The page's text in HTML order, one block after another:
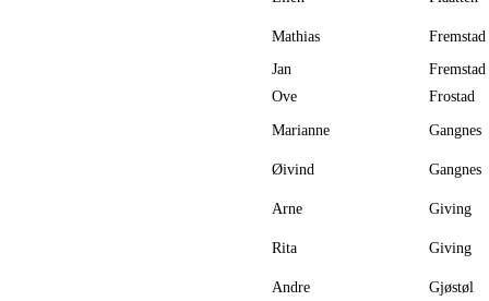
Mathias
Fremstad
Jan
Fremstad
Ove
Frostad
Marianne Gangnes
Øivind Gangnes
Arne Giving
Rita Giving
Andre
Gjøstøl